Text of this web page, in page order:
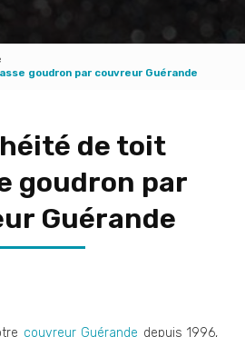
goudron par couvreur Guérande
de toit
goudron par
Guérande
couvreur Guérande depuis 1996,